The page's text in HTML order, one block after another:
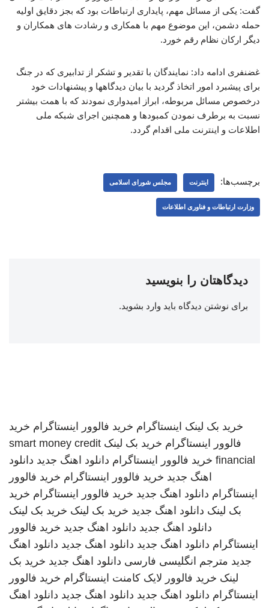
گفت: یکی از مسائل مهم، پایداری ارتباطات بود که بجز دقایق اولیه
حمله دشمن، این موضوع مهم با همکاری و رشادت های همکاران و
دیگر ارکان نظام رقم خورد.
غضنفری ادامه داد: نمایندگان با تقدیر و تشکر از تدابیری که در جنگ
برای پیشبرد امور اتخاذ گردید با بیان دیدگاهها و پیشنهادات خود
درخصوص مسائل مربوطه، ابراز امیدواری نمودند که با همت بیشتر
نسبت به برطرف نمودن کمبودها و همچنین اجرای شبکه ملی
اطلاعات و اینترنت ملی اقدام گردد.
برچسب‌ها: اینترنت مجلس شورای اسلامی
وزارت ارتباطات و فناوری اطلاعات
دیدگاهتان را بنویسید
برای نوشتن دیدگاه باید وارد بشوید.
خرید بک لینک اینستاگرام خرید فالوور اینستاگرام خرید
فالوور اینستاگرام خرید بک لینک smart money credit
financial خرید فالوور اینستاگرام دانلود اهنگ جدید دانلود
اهنگ جدید خرید فالوور اینستاگرام خرید فالوور
اینستاگرام دانلود اهنگ جدید خرید فالوور اینستاگرام خرید
بک لینک دانلود اهنگ جدید خرید بک لینک خرید بک لینک
دانلود اهنگ جدید دانلود اهنگ جدید خرید فالوور
اینستاگرام دانلود اهنگ جدید دانلود اهنگ جدید دانلود اهنگ
جدید مترجم انگلیسی فارسی دانلود اهنگ جدید خرید بک
لینک خرید فالوور لایک کامنت اینستاگرام خرید فالوور
اینستاگرام دانلود اهنگ جدید دانلود اهنگ جدید دانلود اهنگ